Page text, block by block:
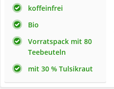
koffeinfrei
Bio
Vorratspack mit 80
Teebeuteln
mit 30 % Tulsikraut